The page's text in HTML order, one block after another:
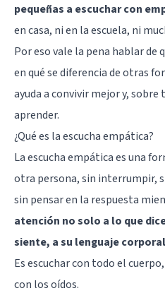
pequeñas a escuchar con
en casa, ni en la escuela, ni
Por eso vale la pena hablar de
en qué se diferencia de otras
ayuda a convivir mejor y, sobre
aprender.
¿Qué es la escucha empática?
La escucha empática es una
otra persona, sin interrumpir,
sin pensar en la respuesta
atención no solo a lo que
siente, a su lenguaje
Es escuchar con todo el
con los oídos.